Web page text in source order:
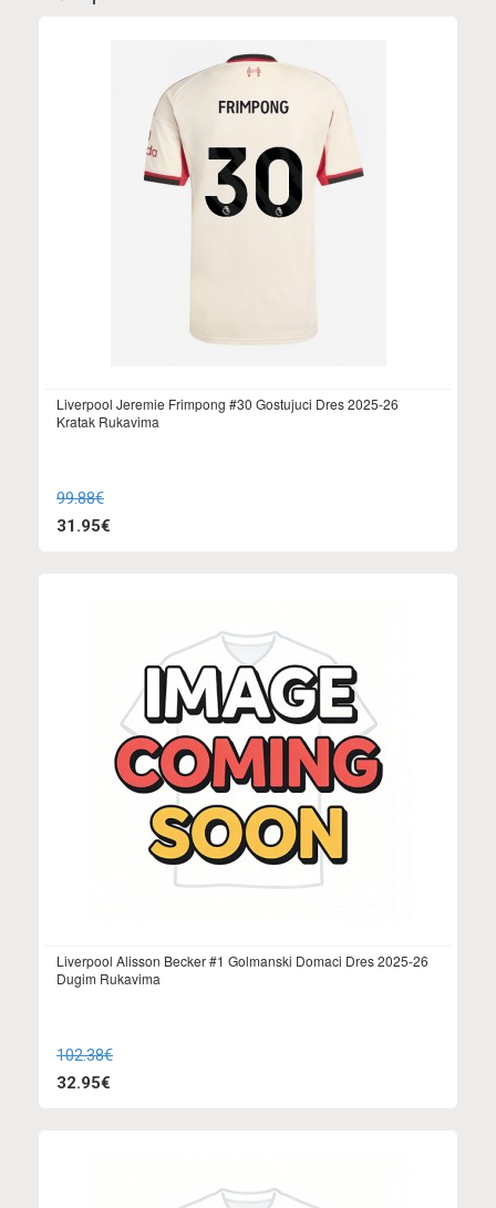
Liverpool Jeremie Frimpong #30 Gostujuci Dres 2025-26
Kratak Rukavima
99.88€
31.95€
Liverpool Alisson Becker #1 Golmanski Domaci Dres 2025-26
Dugim Rukavima
102.38€
32.95€